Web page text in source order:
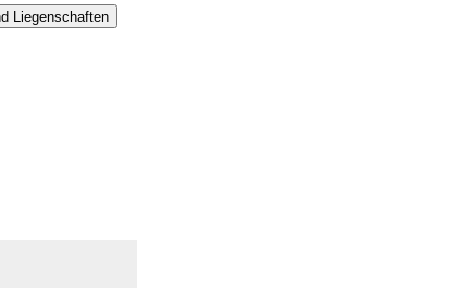
Liegenschaften